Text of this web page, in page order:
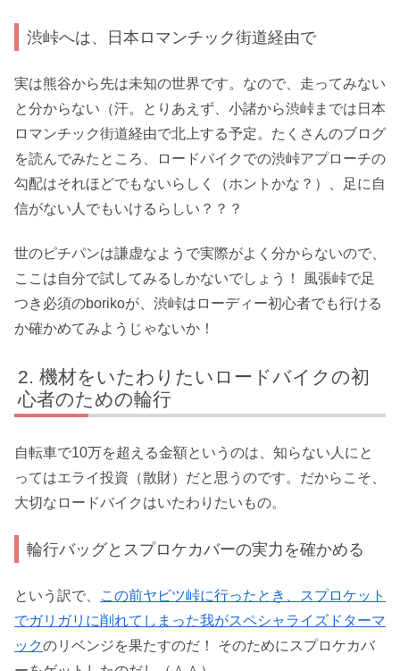
渋峠へは、日本ロマンチック街道経由で
実は熊谷から先は未知の世界です。なので、走ってみない
と分からない（汗。とりあえず、小諸から渋峠までは日本
ロマンチック街道経由で北上する予定。たくさんのブログ
を読んでみたところ、ロードバイクでの渋峠アプローチの
勾配はそれほどでもないらしく（ホントかな？）、足に自
信がない人でもいけるらしい？？？
世のピチパンは謙虚なようで実際がよく分からないので、
ここは自分で試してみるしかないでしょう！ 風張峠で足
つき必須のborikoが、渋峠はローディー初心者でも行ける
か確かめてみようじゃないか！
機材をいたわりたいロードバイクの初
心者のための輪行
自転車で10万を超える金額というのは、知らない人にと
ってはエライ投資（散財）だと思うのです。だからこそ、
大切なロードバイクはいたわりたいもの。
輪行バッグとスプロケカバーの実力を確かめる
という訳で、
この前ヤビツ峠に行ったとき、スプロケット
でガリガリに削れてしまった我がスペシャライズドターマ
ックのリベンジを果たすのだ！ そのためにスプロケカバ